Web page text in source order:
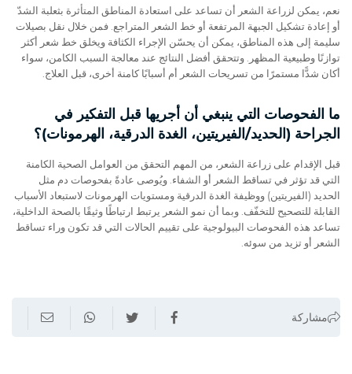
نعم، يمكن لزراعة الشعر أن تساعد على استعادة المناطق المتأثرة بثعلبة الشدّ
أو إعادة تشكيل الجبهة المرتفعة أو خط الشعر المتراجع. فمن خلال نقل بصيلات
سليمة إلى هذه المناطق، يمكن أن يحسّن الإجراء الكثافة ويخلق خط شعر أكثر
توازنًا وطبيعية المظهر. وتتحقق أفضل النتائج عند معالجة السبب الكامن، سواء
أكان شدًّا مستمرًا من تسريحات الشعر أم أسبابًا كامنة أخرى، قبل العلاج.
ما الفحوصات التي ينبغي أن أجريها قبل التفكير في
الجراحة (الحديد/الفيريتين، الغدة الدرقية، الهرمونات)؟
قبل الإقدام على زراعة الشعر، من المهم التحقق من العوامل الصحية الكامنة
التي قد تؤثر في تساقط الشعر أو الشفاء. ويُوصى عادةً بفحوصات دم مثل
الحديد (الفيريتين) ووظيفة الغدة الدرقية ومستويات الهرمونات لاستبعاد الأسباب
القابلة للتصحيح للتخفّف. وبما أن نمو الشعر يرتبط ارتباطًا وثيقًا بالصحة الداخلية،
تساعد هذه الفحوصات البيولوجية على تقييم الحالات التي قد تكون وراء تساقط
الشعر أو تزيد من سوئه.
مشاركة